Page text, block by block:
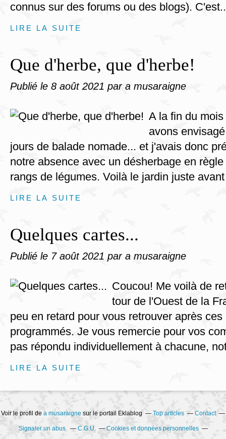
connus sur des forums ou des blogs).
LIRE LA SUITE
Que d'herbe, que d'herbe!
Publié le 8 août 2021 par a musaraigne
A la fin du
avons
jours de balade nomade... et j'avais donc
notre absence avec un désherbage en
rangs de légumes. Voilà le jardin juste
LIRE LA SUITE
Quelques cartes...
Publié le 7 août 2021 par a musaraigne
Coucou! Me voilà de
tour de l'Ouest de la
peu en retard pour vous retrouver après
programmés. Je vous remercie pour vos
pas répondu individuellement à chacune,
LIRE LA SUITE
Voir le profil de a musaraigne sur le portail Eklablog Top articles Contact
Signaler un abus C.G.U. Cookies et données personnelles